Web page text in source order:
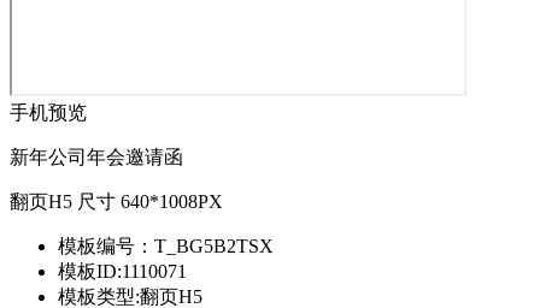
手机预览
新年公司年会邀请函
翻页H5 尺寸 640*1008PX
模板编号：T_BG5B2TSX
模板ID:1110071
模板类型:翻页H5